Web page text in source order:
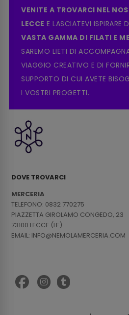
VENITE A TROVARCI NEL
LECCE E LASCIATEVI ISPIRARE
VASTA GAMMA DI FILATI E
SAREMO LIETI DI
VIAGGIO CREATIVO E DI
SUPPORTO DI CUI AVETE
I VOSTRI PROGETTI.
DOVE TROVARCI
MERCERIA
TELEFONO: 0832 770275
PIAZZETTA GIROLAMO CONGEDO, 23
73100 LECCE (LE)
EMAIL: INFO@NEMOLAMERCERIA.COM